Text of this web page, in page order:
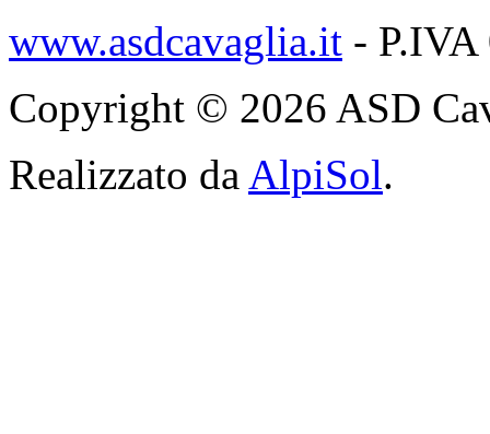
www.asdcavaglia.it -
Copyright © 2026 ASD
Realizzato da AlpiSol.